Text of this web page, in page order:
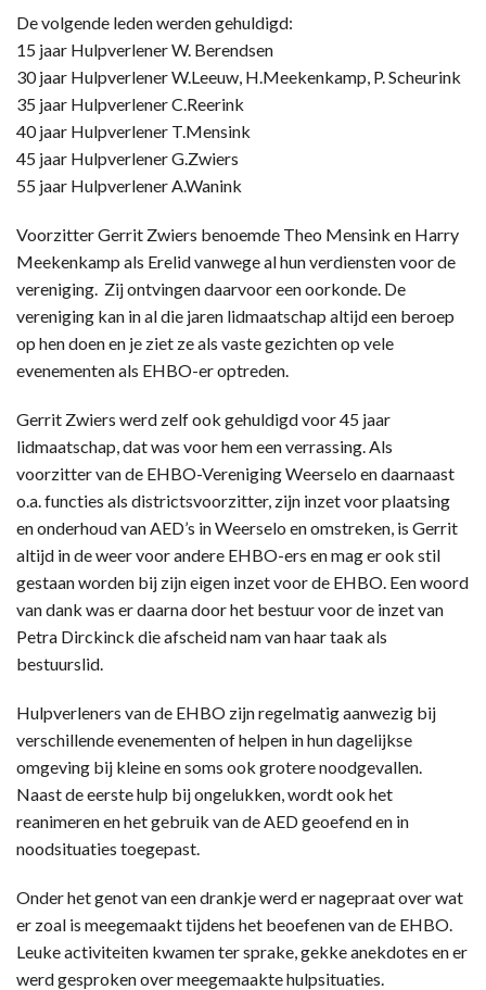
De volgende leden werden gehuldigd:
15 jaar Hulpverlener W. Berendsen
30 jaar Hulpverlener W.Leeuw, H.Meekenkamp, P. Scheurink
35 jaar Hulpverlener C.Reerink
40 jaar Hulpverlener T.Mensink
45 jaar Hulpverlener G.Zwiers
55 jaar Hulpverlener A.Wanink
Voorzitter Gerrit Zwiers benoemde Theo Mensink en Harry
Meekenkamp als Erelid vanwege al hun verdiensten voor de
vereniging. Zij ontvingen daarvoor een oorkonde. De
vereniging kan in al die jaren lidmaatschap altijd een beroep
op hen doen en je ziet ze als vaste gezichten op vele
evenementen als EHBO-er optreden.
Gerrit Zwiers werd zelf ook gehuldigd voor 45 jaar
lidmaatschap, dat was voor hem een verrassing. Als
voorzitter van de EHBO-Vereniging Weerselo en daarnaast
o.a. functies als districtsvoorzitter, zijn inzet voor plaatsing
en onderhoud van AED’s in Weerselo en omstreken, is Gerrit
altijd in de weer voor andere EHBO-ers en mag er ook stil
gestaan worden bij zijn eigen inzet voor de EHBO. Een woord
van dank was er daarna door het bestuur voor de inzet van
Petra Dirckinck die afscheid nam van haar taak als
bestuurslid.
Hulpverleners van de EHBO zijn regelmatig aanwezig bij
verschillende evenementen of helpen in hun dagelijkse
omgeving bij kleine en soms ook grotere noodgevallen.
Naast de eerste hulp bij ongelukken, wordt ook het
reanimeren en het gebruik van de AED geoefend en in
noodsituaties toegepast.
Onder het genot van een drankje werd er nagepraat over wat
er zoal is meegemaakt tijdens het beoefenen van de EHBO.
Leuke activiteiten kwamen ter sprake, gekke anekdotes en er
werd gesproken over meegemaakte hulpsituaties.